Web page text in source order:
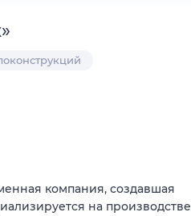
»
компания, создавшая
на производстве